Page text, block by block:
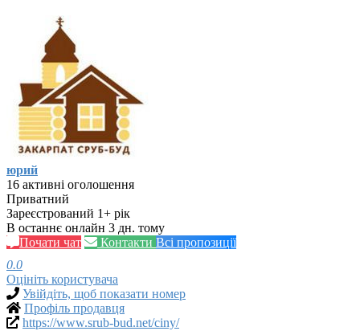
юрий
16 активні оголошення
Приватний
Зареєстрований 1+ рік
В останнє онлайн 3 дн. тому
Почати чат
Контакти Всі пропозиції
0.0
Оцініть користувача
Увійдіть, щоб показати номер
Профіль продавця
https://www.srub-bud.net/ciny/